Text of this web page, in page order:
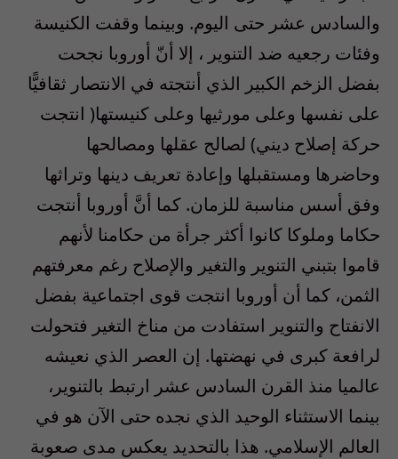
والسادس عشر حتى اليوم. وبينما وقفت الكنيسة
وفئات رجعيه ضد التنوير ، إلا أنّ أوروبا نجحت
بفضل الزخم الكبير الذي أنتجته في الانتصار ثقافيًّا
على نفسها وعلى مورثيها وعلى كنيستها( انتجت
حركة إصلاح ديني) لصالح عقلها ومصالحها
وحاضرها ومستقبلها وإعادة تعريف دينها وتراثها
وفق أسس مناسبة للزمان. كما أنَّ أوروبا أنتجت
حكاما وملوكا كانوا أكثر جرأة من حكامنا لأنهم
قاموا بتبني التنوير والتغير والإصلاح رغم معرفتهم
الثمن، كما أن أوروبا انتجت قوى اجتماعية بفضل
الانفتاح والتنوير استفادت من مناخ التغير فتحولت
لرافعة كبرى في نهضتها. إن العصر الذي نعيشه
عالميا منذ القرن السادس عشر ارتبط بالتنوير،
بينما الاستثناء الوحيد الذي نجده حتى الآن هو في
العالم الإسلامي. هذا بالتحديد يعكس مدى صعوبة